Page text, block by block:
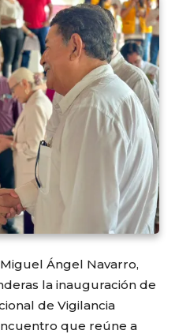
Ángel Navarro,
la inauguración de
de Vigilancia
que reúne a